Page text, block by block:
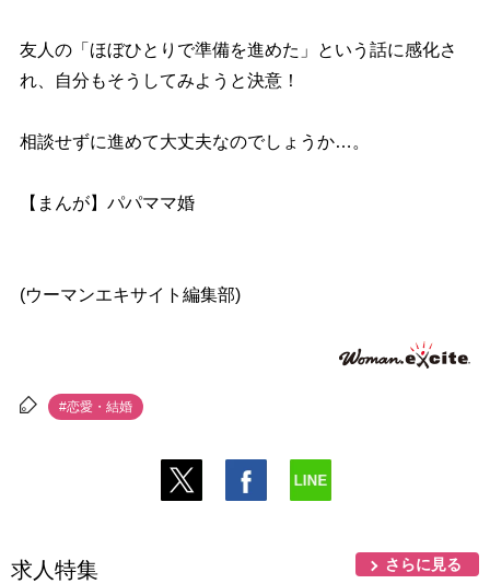
友人の「ほぼひとりで準備を進めた」という話に感化さ
れ、自分もそうしてみようと決意！
相談せずに進めて大丈夫なのでしょうか…。
【まんが】パパママ婚
(ウーマンエキサイト編集部)
#恋愛・結婚
求人特集 さらに見る